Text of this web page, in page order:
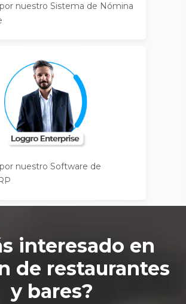
nuestro Sistema de Nómina
nuestro Software de
interesado en
de restaurantes
y bares?